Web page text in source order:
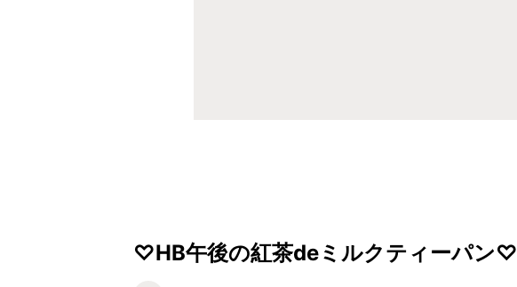
♡HB午後の紅茶deミルクティーパン♡